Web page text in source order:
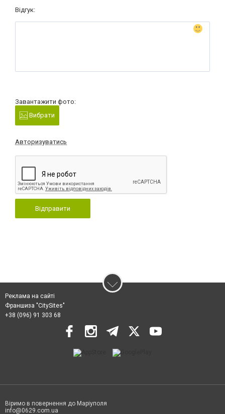
Відгук:
Завантажити фото:
Вибрати
Авторизуватись
Відправити
Реклама на сайті
Франшиза "CitySites"
+38 (096) 91 303 68
Віримо в повернення до Маріуполя
info@0629.com.ua